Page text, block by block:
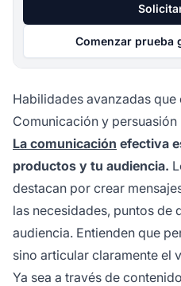
Comenzar prueba
Habilidades avanzadas
Comunicación y persuasión
La comunicación efectiva
productos y tu audiencia.
destacan por crear
las necesidades, puntos de
audiencia. Entienden que
sino articular claramente el
Ya sea a través de